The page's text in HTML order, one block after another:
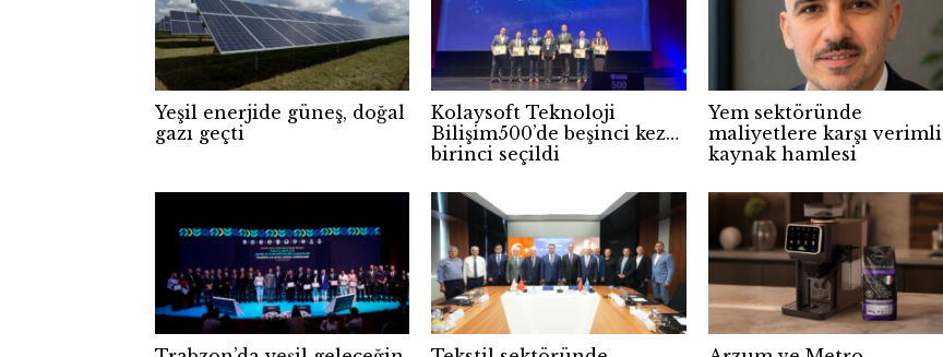
Yeşil enerjide güneş, doğal
gazı geçti
Kolaysoft Teknoloji
Bilişim500’de beşinci kez
birinci seçildi
Yem sektöründe
maliyetlere karşı verimli
kaynak hamlesi